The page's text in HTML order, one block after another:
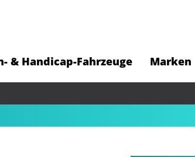
& Handicap-Fahrzeuge Marken